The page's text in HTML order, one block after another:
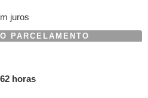
juros
PARCELAMENTO
horas